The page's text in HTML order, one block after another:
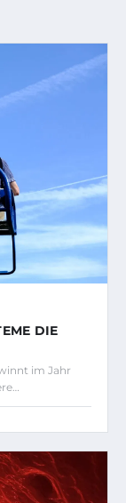
DIE
im Jahr